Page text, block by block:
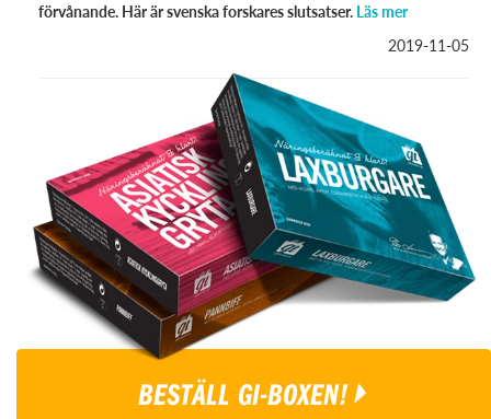
förvånande. Här är svenska forskares slutsatser. Läs mer
2019-11-05
BESTÄLL GI-BOXEN!